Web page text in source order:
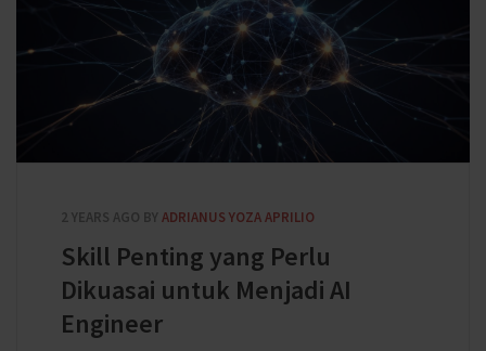
2 YEARS AGO BY ADRIANUS YOZA APRILIO
Skill Penting yang Perlu
Dikuasai untuk Menjadi AI
Engineer